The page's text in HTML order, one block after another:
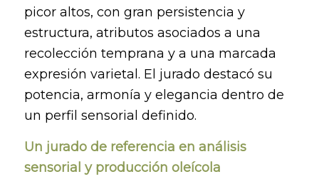
picor altos, con gran persistencia y
estructura, atributos asociados a una
recolección temprana y a una marcada
expresión varietal. El jurado destacó su
potencia, armonía y elegancia dentro de
un perfil sensorial definido.
Un jurado de referencia en análisis
sensorial y producción oleícola